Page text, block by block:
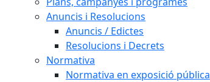
Anuncis i Resolucions
Anuncis / Edictes
Resolucions i Decrets
Normativa
Normativa en exposició pública